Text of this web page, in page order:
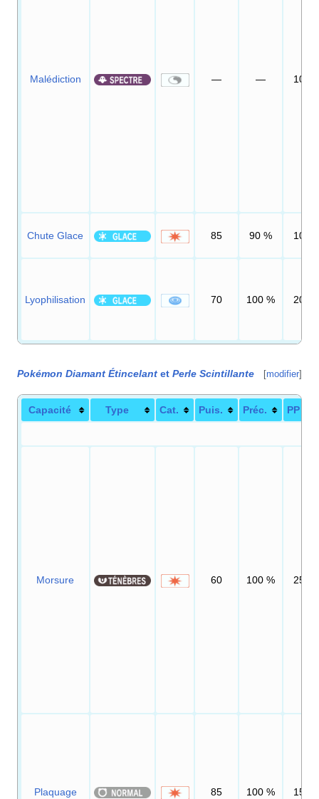
Malédiction — — 10
Chute Glace 85 90 % 10
Lyophilisation 70 100 % 20
Pokémon Diamant Étincelant et Perle Scintillante [modifier]
Capacité Type Cat. Puis. Préc. PP
Morsure 60 100 % 25
Plaquage 85 100 % 15